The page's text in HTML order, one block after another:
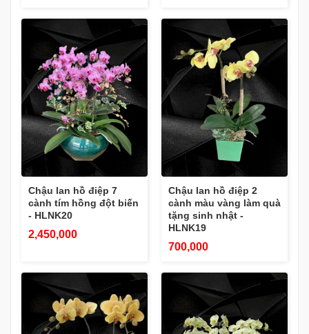
Chậu lan hồ điệp 7
cành tím hồng đột biến
- HLNK20
2,450,000
Chậu lan hồ điệp 2
cành màu vàng làm quà
tặng sinh nhật -
HLNK19
700,000